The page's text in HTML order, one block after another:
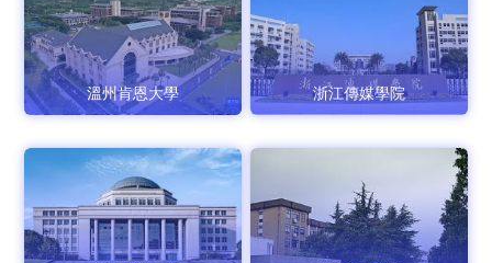
溫州肯恩大學 浙江傳媒學院